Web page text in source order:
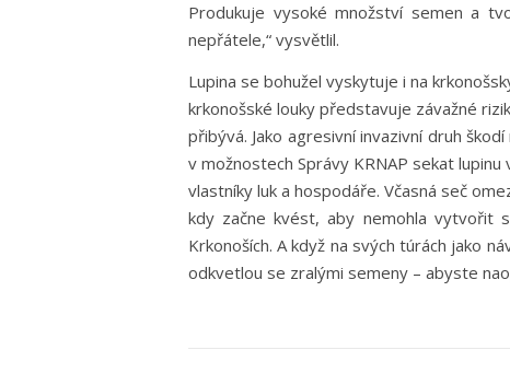
Produkuje vysoké množství semen a
nepřátele,“ vysvětlil.
Lupina se bohužel vyskytuje i na
krkonošské louky představuje závažné
přibývá. Jako agresivní invazivní druh
v možnostech Správy KRNAP sekat
vlastníky luk a hospodáře. Včasná seč
kdy začne kvést, aby nemohla vytvořit
Krkonoších. A když na svých túrách jako
odkvetlou se zralými semeny – abyste